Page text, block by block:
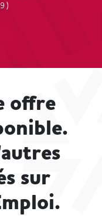
)
offre
sur